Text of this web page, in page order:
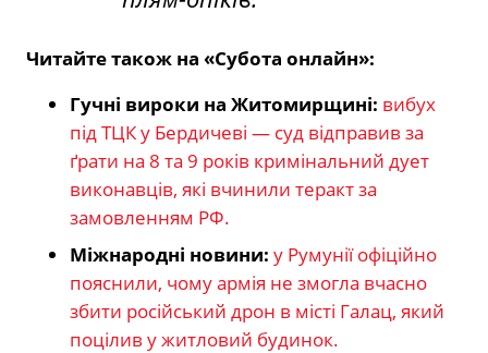
Читайте також на «Субота онлайн»:
Гучні вироки на Житомирщині: вибух
під ТЦК у Бердичеві — суд відправив за
ґрати на 8 та 9 років кримінальний дует
виконавців, які вчинили теракт за
замовленням РФ.
Міжнародні новини: у Румунії офіційно
пояснили, чому армія не змогла вчасно
збити російський дрон в місті Галац, який
поцілив у житловий будинок.